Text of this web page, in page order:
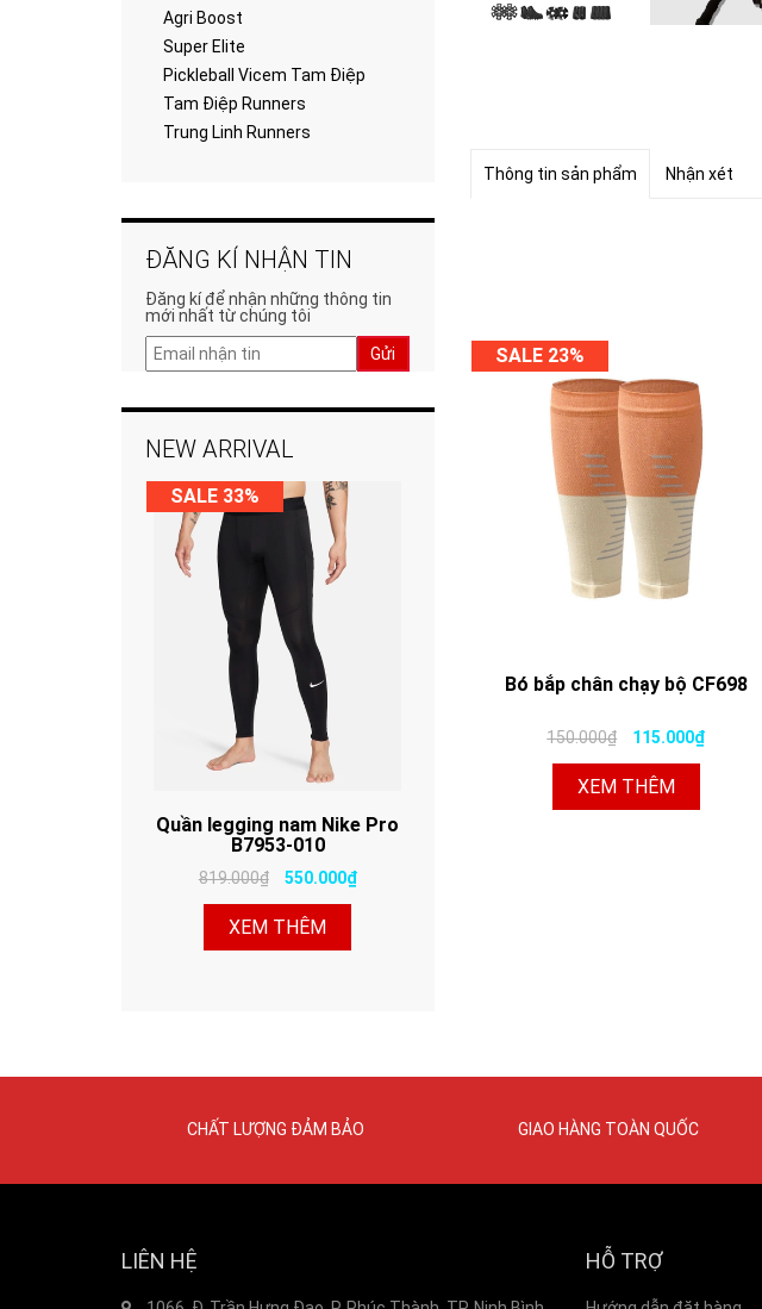
Thông tin sản phẩm Nhận xét
SALE 23%
Bó bắp chân chạy bộ CF698
150.000₫ 115.000₫
XEM THÊM
Agri Boost
Super Elite
Pickleball Vicem Tam Điệp
Tam Điệp Runners
Trung Linh Runners
ĐĂNG KÍ NHẬN TIN
Đăng kí để nhận những thông tin
mới nhất từ chúng tôi
Gửi
NEW ARRIVAL
SALE 33%
Quần legging nam Nike Pro
B7953-010
819.000₫ 550.000₫
XEM THÊM
CHẤT LƯỢNG ĐẢM BẢO GIAO HÀNG TOÀN QUỐC
LIÊN HỆ HỖ TRỢ